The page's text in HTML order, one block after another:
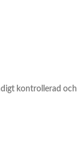
kontrollerad och